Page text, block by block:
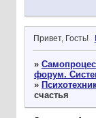
Привет, Гость!
»
форум.
»
счастья